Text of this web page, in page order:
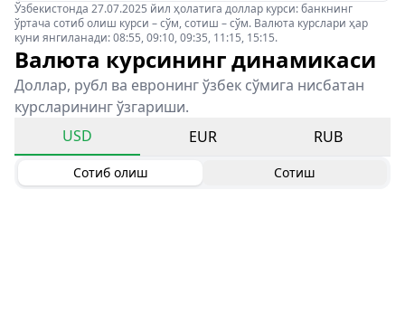
Ўзбекистонда 27.07.2025 йил ҳолатига доллар курси: банкнинг
ўртача сотиб олиш курси – сўм, сотиш – сўм. Валюта курслари ҳар
куни янгиланади: 08:55, 09:10, 09:35, 11:15, 15:15.
Валюта курсининг динамикаси
Доллар, рубл ва евронинг ўзбек сўмига нисбатан
курсларининг ўзгариши.
USD
EUR RUB
Сотиб олиш Сотиш